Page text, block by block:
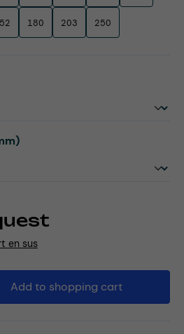
en sus
180 203 250
Enter the desired
Add to shopping cart